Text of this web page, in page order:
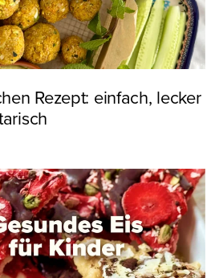
Rezept: einfach, lecker